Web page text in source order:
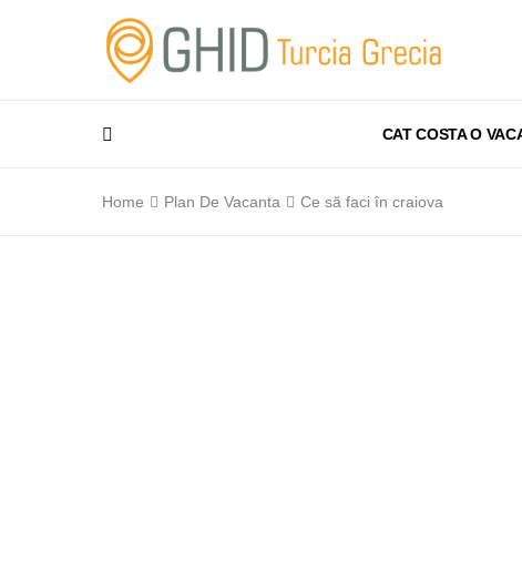
CAT COSTA O
Home Plan De Vacanta Ce să faci în craiova